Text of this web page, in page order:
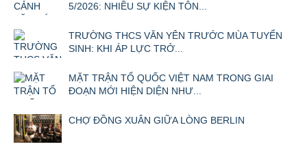
5/2026: NHIỀU SỰ KIỆN TÔN...
TRƯỜNG THCS VĂN YÊN TRƯỚC MÙA TUYỂN
SINH: KHI ÁP LỰC TRỞ...
MẶT TRẬN TỔ QUỐC VIỆT NAM TRONG GIAI
ĐOẠN MỚI HIỆN DIỆN NHƯ...
CHỢ ĐỒNG XUÂN GIỮA LÒNG BERLIN